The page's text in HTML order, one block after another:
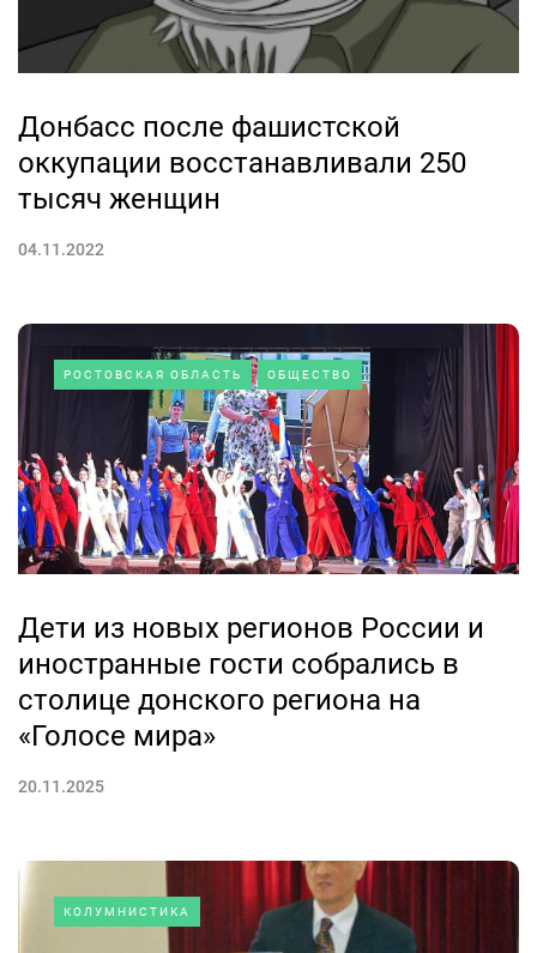
Донбасс после фашистской
оккупации восстанавливали 250
тысяч женщин
04.11.2022
РОСТОВСКАЯ ОБЛАСТЬ ОБЩЕСТВО
Дети из новых регионов России и
иностранные гости собрались в
столице донского региона на
«Голосе мира»
20.11.2025
КОЛУМНИСТИКА